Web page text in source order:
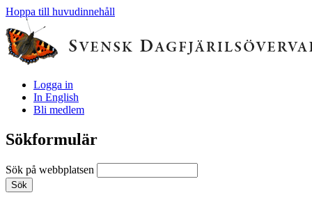
Hoppa till huvudinnehåll
Logga in
In English
Bli medlem
Sökformulär
Sök på webbplatsen